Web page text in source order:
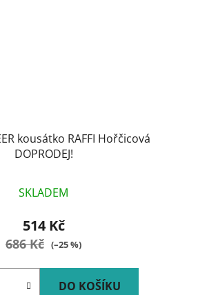
kousátko RAFFI Hořčicová
DOPRODEJ!
SKLADEM
514 Kč
686 Kč (–25 %)
DO KOŠÍKU